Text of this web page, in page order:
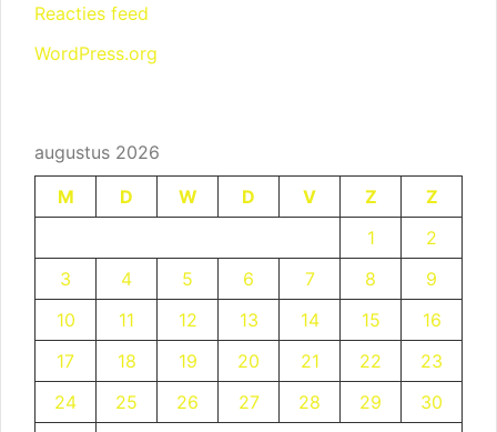
Reacties feed
WordPress.org
augustus 2026
M
D W D V Z
Z
1
2
3
4 5 6 7 8
9
10
11 12 13 14 15
16
17
18 19 20 21 22
23
24
25 26 27 28 29 30